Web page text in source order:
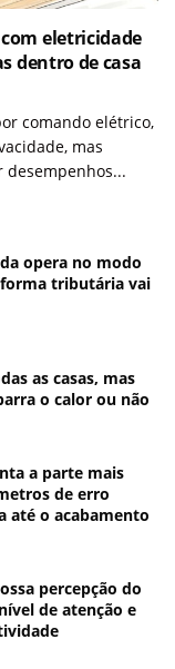
eletricidade
dentro de casa
comando elétrico,
mas
opera no modo
tributária vai
as casas, mas
o calor ou não
a parte mais
de erro
até o acabamento
percepção do
de atenção e